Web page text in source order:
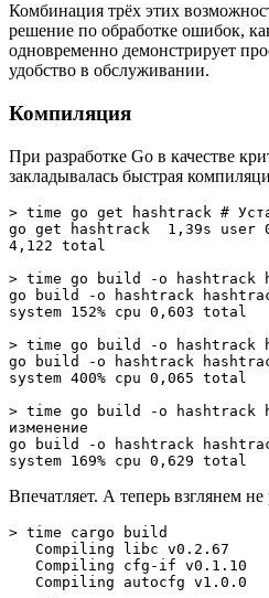
Комбинация трёх этих
решение по обработке ошибок,
одновременно демонстрирует
удобство в обслуживании.
Компиляция
При разработке Go в качестве
закладывалась быстрая
> time go get hashtrack #
go get hashtrack  1,39s user
4,122 total
> time go build -o hashtrack
go build -o hashtrack
system 152% cpu 0,603 total
> time go build -o hashtrack
go build -o hashtrack
system 400% cpu 0,065 total
> time go build -o hashtrack
изменение
go build -o hashtrack
system 169% cpu 0,629 total
Впечатляет. А теперь взглянем не
> time cargo build